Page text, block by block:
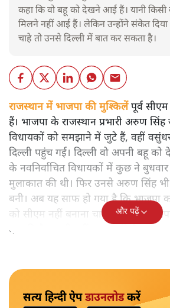
कहा कि वो बहू को देखने आई हैं। यानी किसी
मिलने नहीं आई हैं। लेकिन उन्होंने संकेत दिया
चाहे तो उनसे दिल्ली में बात कर सकता है।
राजस्थान में भाजपा की मुश्किलेंपूर्व
हैं। भाजपा के राजस्थान प्रभारी अरुण
विधायकों को समझाने में जुटे हैं, वहीं
दिल्ली पहुंच गई। दिल्ली वो अपनी बहू
के नवनिर्वाचित विधायकों में कुछ ने
मुलाकात की थी। फिर उनसे अरुण सिंह
बनी। अब यह साफ हो गया है कि भाजपा
को सीएम नहीं बनाना चाहता लेकिन
दल की बैठक भी नहीं बुला सकी है।
और पढ़ें
सत्य हिन्दी ऐपडाउनलोडकरें